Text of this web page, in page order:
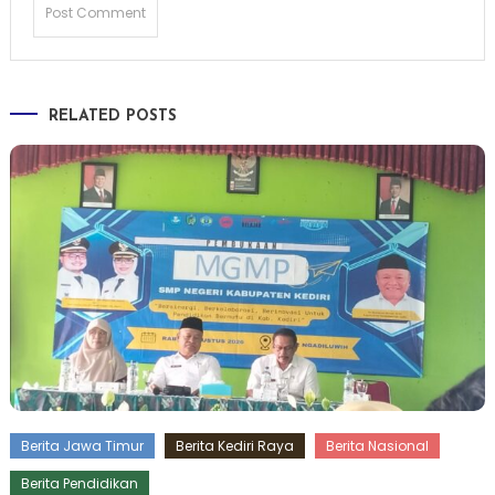
RELATED POSTS
Berita Jawa Timur Berita Kediri Raya
Berita Nasional
Berita Pendidikan